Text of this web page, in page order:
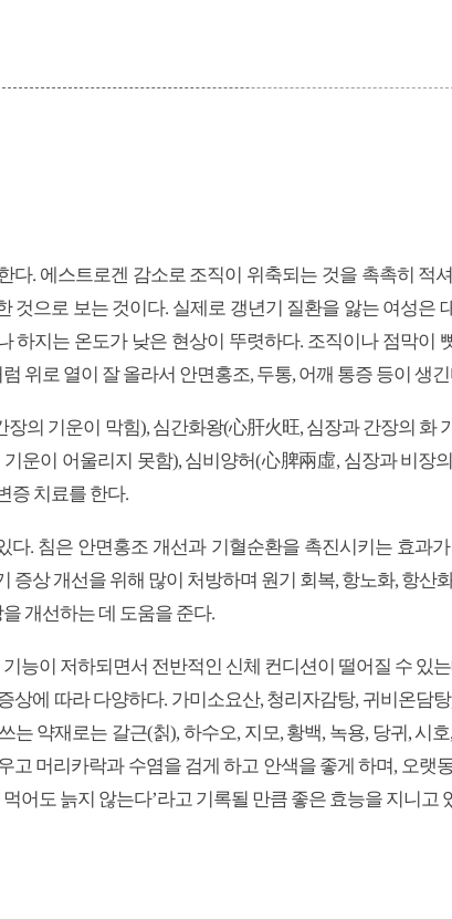
. 에스트로겐 감소로 조직이 위축되는 것을 촉촉히 적
것으로 보는 것이다. 실제로 갱년기 질환을 앓는 여성은
하지는 온도가 낮은 현상이 뚜렷하다. 조직이나 점막이
위로 열이 잘 올라서 안면홍조, 두통, 어깨 통증 등이 생
의 기운이 막힘), 심간화왕(心肝火旺, 심장과 간장의 화
운이 어울리지 못함), 심비양허(心脾兩虛, 심장과 비장
증 치료를 한다.
. 침은 안면홍조 개선과 기혈순환을 촉진시키는 효과
증상 개선을 위해 많이 처방하며 원기 회복, 항노화, 항산
개선하는 데 도움을 준다.
능이 저하되면서 전반적인 신체 컨디션이 떨어질 수 있는
상에 따라 다양하다. 가미소요산, 청리자감탕, 귀비온담
약재로는 갈근(칡), 하수오, 지모, 황백, 녹용, 당귀, 시
고 머리카락과 수염을 검게 하고 안색을 좋게 하며, 오랫
어도 늙지 않는다’라고 기록될 만큼 좋은 효능을 지니고